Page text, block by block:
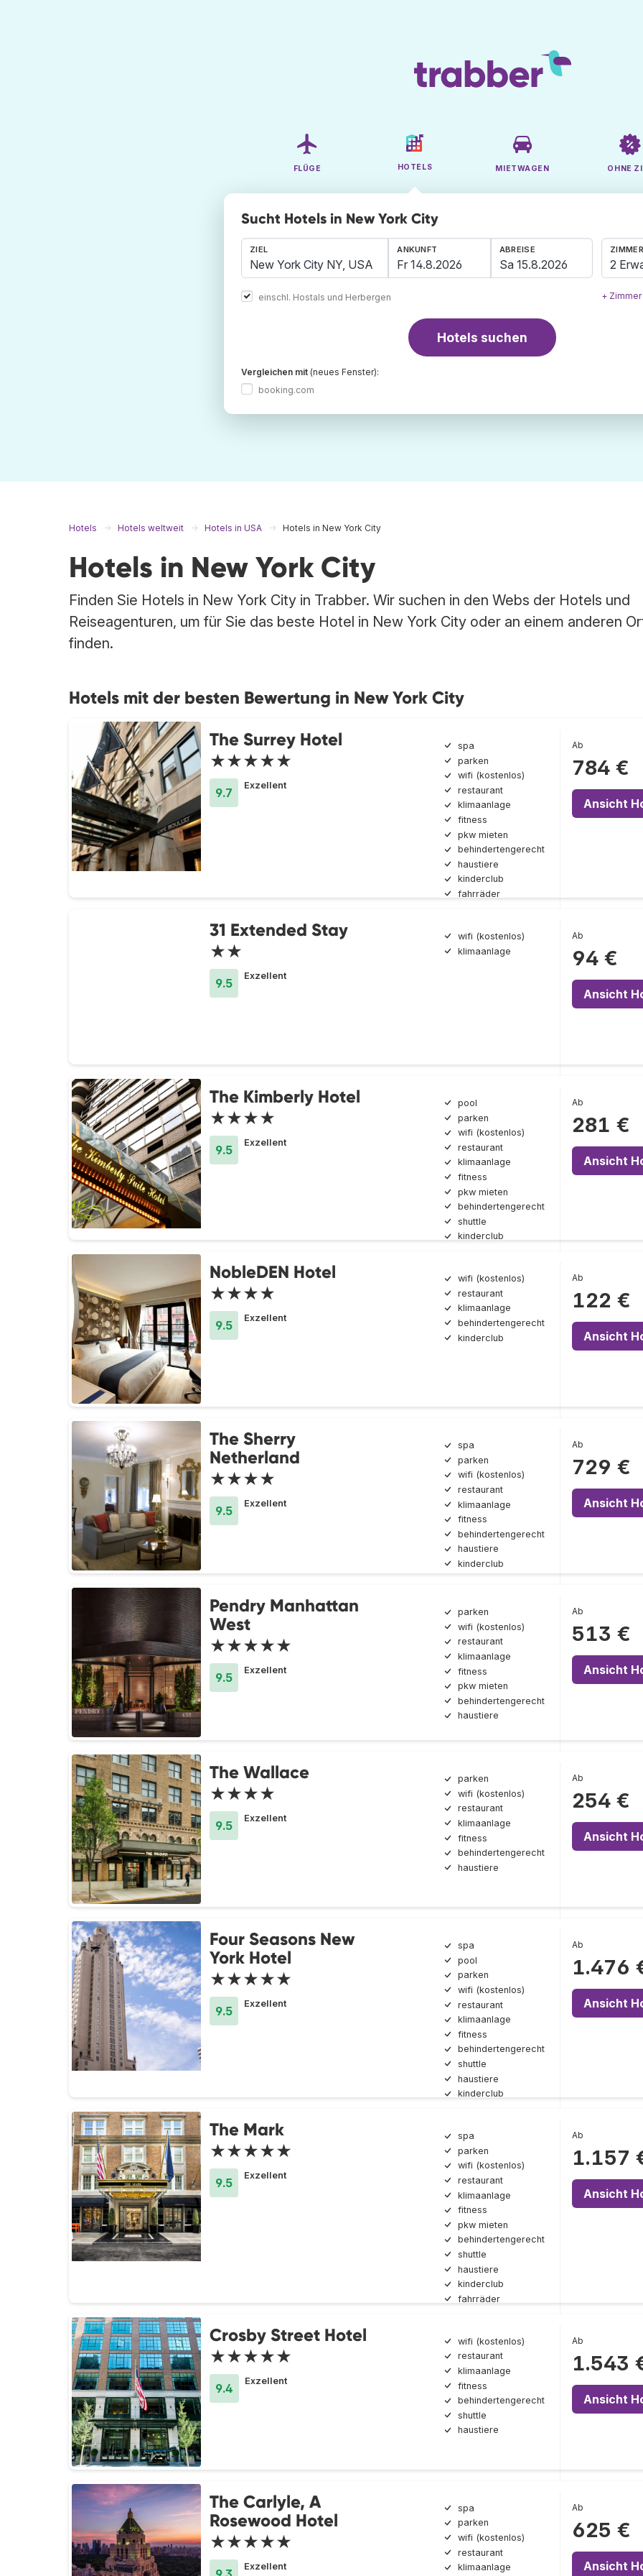
FLÜGE HOTELS MIETWAGEN OHNE
Sucht Hotels in New York City
ZIEL
einschl. Hostals und Herbergen
ANKUNFT ABREISE
2
+
Hotels suchen
Vergleichen mit (neues Fenster):
booking.com
Hotels Hotels weltweit Hotels in USA Hotels in New York City
Hotels in New York City
Finden Sie Hotels in New York City in Trabber. Wir suchen in den Webs der Hotels und
Reiseagenturen, um für Sie das beste Hotel in New York City oder an einem anderen
finden.
Hotels mit der besten Bewertung in New York City
The Surrey Hotel
★★★★★
9.7
Exzellent
spa
parken
wifi (kostenlos)
restaurant
klimaanlage
fitness
pkw mieten
behindertengerecht
haustiere
kinderclub
fahrräder
Ab
784 €
Ansicht
31 Extended Stay
★★
9.5
Exzellent
wifi (kostenlos)
klimaanlage
Ab
94 €
Ansicht
The Kimberly Hotel
★★★★
9.5
Exzellent
pool
parken
wifi (kostenlos)
restaurant
klimaanlage
fitness
pkw mieten
behindertengerecht
shuttle
kinderclub
Ab
281 €
Ansicht
NobleDEN Hotel
★★★★
9.5
Exzellent
wifi (kostenlos)
restaurant
klimaanlage
behindertengerecht
kinderclub
Ab
122 €
Ansicht
The Sherry
Netherland
★★★★
9.5
Exzellent
spa
parken
wifi (kostenlos)
restaurant
klimaanlage
fitness
behindertengerecht
haustiere
kinderclub
Ab
729 €
Ansicht
Pendry Manhattan
West
★★★★★
9.5
Exzellent
parken
wifi (kostenlos)
restaurant
klimaanlage
fitness
pkw mieten
behindertengerecht
haustiere
Ab
513 €
Ansicht
The Wallace
★★★★
9.5
Exzellent
parken
wifi (kostenlos)
restaurant
klimaanlage
fitness
behindertengerecht
haustiere
Ab
254 €
Ansicht
Four Seasons New
York Hotel
★★★★★
9.5
Exzellent
spa
pool
parken
wifi (kostenlos)
restaurant
klimaanlage
fitness
behindertengerecht
shuttle
haustiere
kinderclub
Ab
1.476
Ansicht
The Mark
★★★★★
9.5
Exzellent
spa
parken
wifi (kostenlos)
restaurant
klimaanlage
fitness
pkw mieten
behindertengerecht
shuttle
haustiere
kinderclub
fahrräder
Ab
1.157
Ansicht
Crosby Street Hotel
★★★★★
9.4
Exzellent
wifi (kostenlos)
restaurant
klimaanlage
fitness
behindertengerecht
shuttle
haustiere
Ab
1.543
Ansicht
The Carlyle, A
Rosewood Hotel
★★★★★
Exzellent
spa
parken
wifi (kostenlos)
restaurant
klimaanlage
Ab
625 €
Ansicht